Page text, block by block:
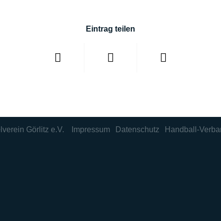
Eintrag teilen
Görlitz e.V. Impressum Datenschutz Handball-